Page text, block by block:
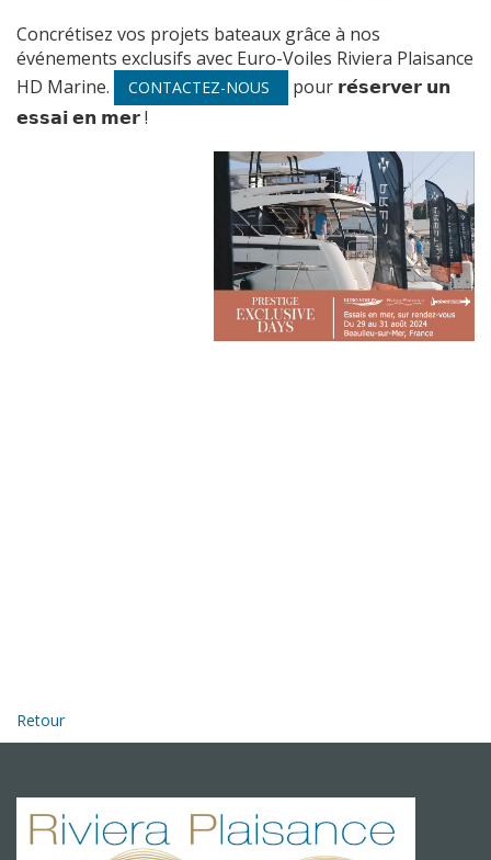
Concrétisez vos projets bateaux grâce à nos
événements exclusifs avec Euro-Voiles Riviera Plaisance
HD Marine.
CONTACTEZ-NOUS
pour 𝗿𝗲́𝘀𝗲𝗿𝘃𝗲𝗿 𝘂𝗻
𝗲𝘀𝘀𝗮𝗶 𝗲𝗻 𝗺𝗲𝗿 !
Retour